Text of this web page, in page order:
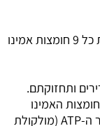
הינו מקור חלבון מלא המכיל את כל 9 חומצות אמינו
ותחזוקתם.
האמינו
חיוניות למספר תפקידים הפיזיולוגיים, כגון: ייצור ה-ATP (מולקולת